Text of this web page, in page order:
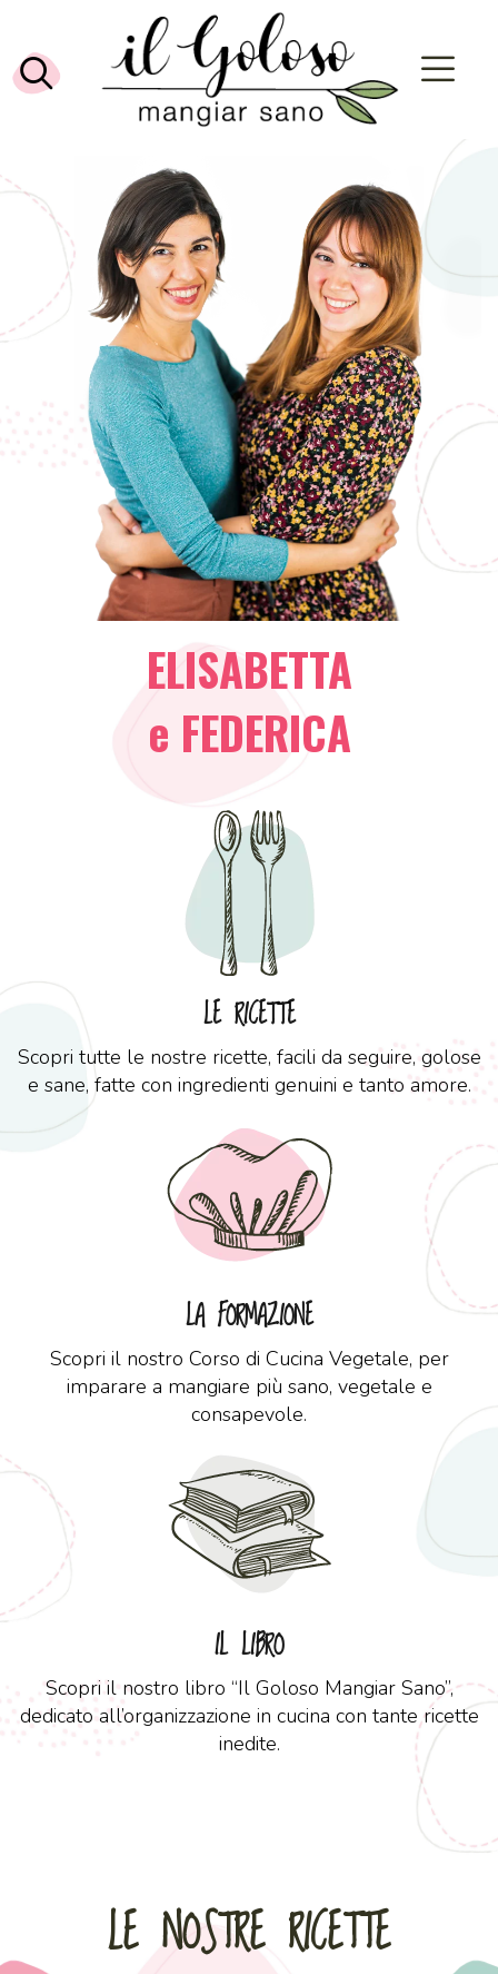
ELISABETTA
e FEDERICA
LE RICETTE
Scopri tutte le nostre ricette, facili da seguire, golose
e sane, fatte con ingredienti genuini e tanto amore.
LA FORMAZIONE
Scopri il nostro Corso di Cucina Vegetale, per
imparare a mangiare più sano, vegetale e
consapevole.
IL LIBRO
Scopri il nostro libro “Il Goloso Mangiar Sano”,
dedicato all’organizzazione in cucina con tante ricette
inedite.
LE NOSTRE RICETTE